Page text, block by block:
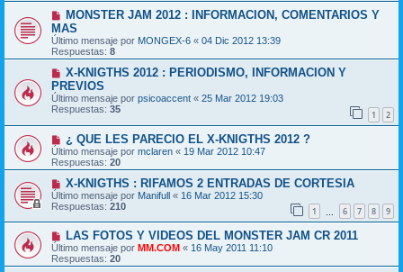
MONSTER JAM 2012 : INFORMACION, COMENTARIOS Y
MAS
Último mensaje por MONGEX-6 « 04 Dic 2012 13:39
Respuestas: 8
X-KNIGTHS 2012 : PERIODISMO, INFORMACION Y
PREVIOS
Último mensaje por psicoaccent « 25 Mar 2012 19:03
Respuestas: 35 1 2
¿ QUE LES PARECIO EL X-KNIGTHS 2012 ?
Último mensaje por mclaren « 19 Mar 2012 10:47
Respuestas: 20
X-KNIGTHS : RIFAMOS 2 ENTRADAS DE CORTESIA
Último mensaje por Manifull « 16 Mar 2012 15:30
Respuestas: 210 1 6 7 8 9
LAS FOTOS Y VIDEOS DEL MONSTER JAM CR 2011
Último mensaje por MM.COM « 16 May 2011 11:10
Respuestas: 20